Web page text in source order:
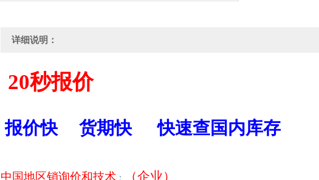
详细说明：
20秒报价
报价快 货期快 快速查国内库存
中国地区销询价和技术 ：
（企业）